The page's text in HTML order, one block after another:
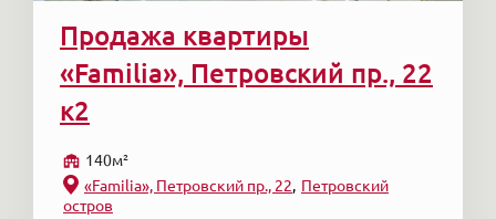
Продажа квартиры
«Familia», Петровский пр., 22
к2
140м²
«Familia», Петровский пр., 22
Петровский
остров